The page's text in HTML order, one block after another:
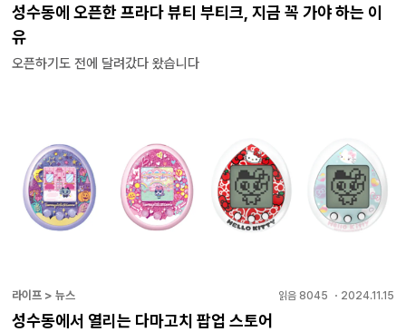
성수동에 오픈한 프라다 뷰티 부티크, 지금 꼭 가야 하는 이
유
오픈하기도 전에 달려갔다 왔습니다
라이프 > 뉴스 읽음 8045 ・ 2024.11.15
성수동에서 열리는 다마고치 팝업 스토어